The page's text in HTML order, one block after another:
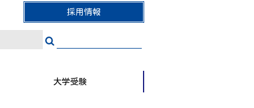
採用情報
大学受験